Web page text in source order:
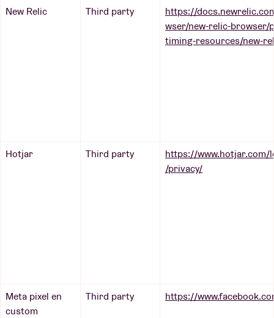
New Relic Third party
https://
wser/new-relic-browser/
timing-resources/new-
Hotjar Third party
https://www.hotjar.com/
/privacy/
Meta pixel en
custom
Third party https://